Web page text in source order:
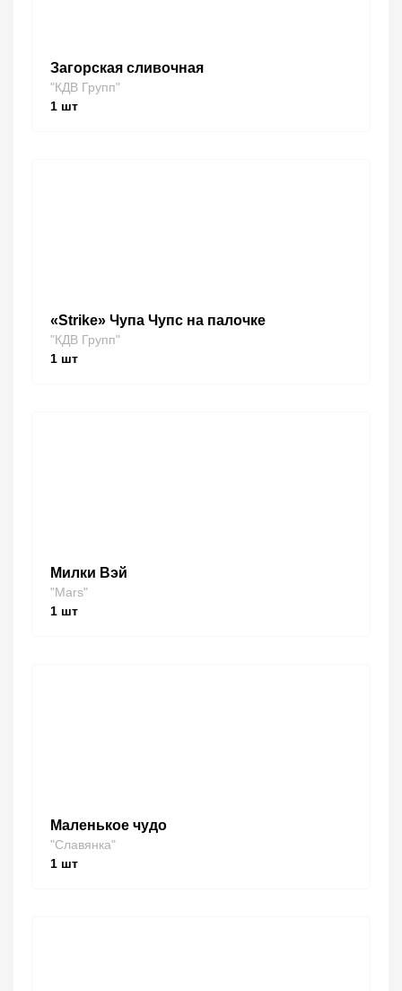
Загорская сливочная
"КДВ Групп"
1 шт
«Strike» Чупа Чупс на палочке
"КДВ Групп"
1 шт
Милки Вэй
"Mars"
1 шт
Маленькое чудо
"Славянка"
1 шт